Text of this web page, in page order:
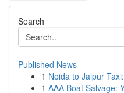
Search
Published News
1 Noida to Jaipur
1 AAA Boat Salvage: